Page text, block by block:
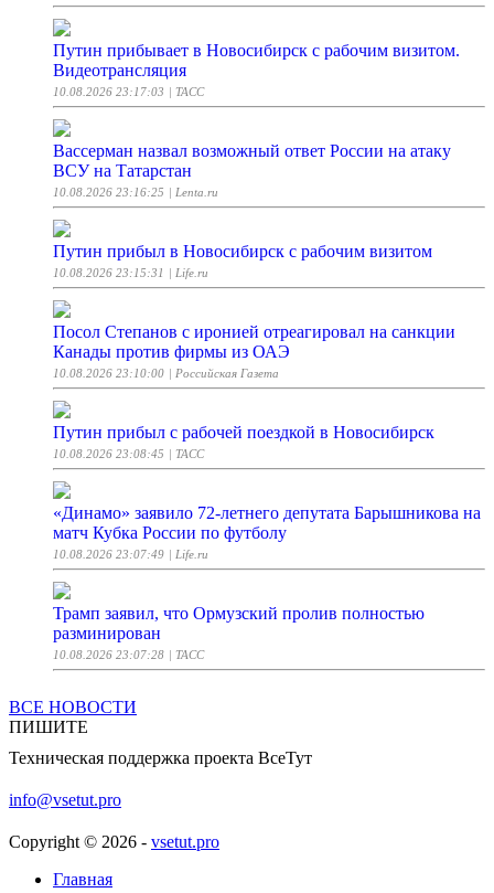
Путин прибывает в Новосибирск с рабочим визитом.
Видеотрансляция
10.08.2026 23:17:03 | ТАСС
Вассерман назвал возможный ответ России на атаку
ВСУ на Татарстан
10.08.2026 23:16:25 | Lenta.ru
Путин прибыл в Новосибирск с рабочим визитом
10.08.2026 23:15:31 | Life.ru
Посол Степанов с иронией отреагировал на санкции
Канады против фирмы из ОАЭ
10.08.2026 23:10:00 | Российская Газета
Путин прибыл с рабочей поездкой в Новосибирск
10.08.2026 23:08:45 | ТАСС
«Динамо» заявило 72-летнего депутата Барышникова на
матч Кубка России по футболу
10.08.2026 23:07:49 | Life.ru
Трамп заявил, что Ормузский пролив полностью
разминирован
10.08.2026 23:07:28 | ТАСС
В МИД ФРГ заявили о связи судьбы Русского дома с
работой Гёте-Института в Москве
10.08.2026 23:06:02 | ТАСС
ВСУ потеряли еще один истребитель. ВВС Украины
заявили о некой «нештатной ситуации»
ВСЕ НОВОСТИ
ПИШИТЕ
Техническая поддержка проекта ВсеТут
info@vsetut.pro
Copyright © 2026 - vsetut.pro
Главная